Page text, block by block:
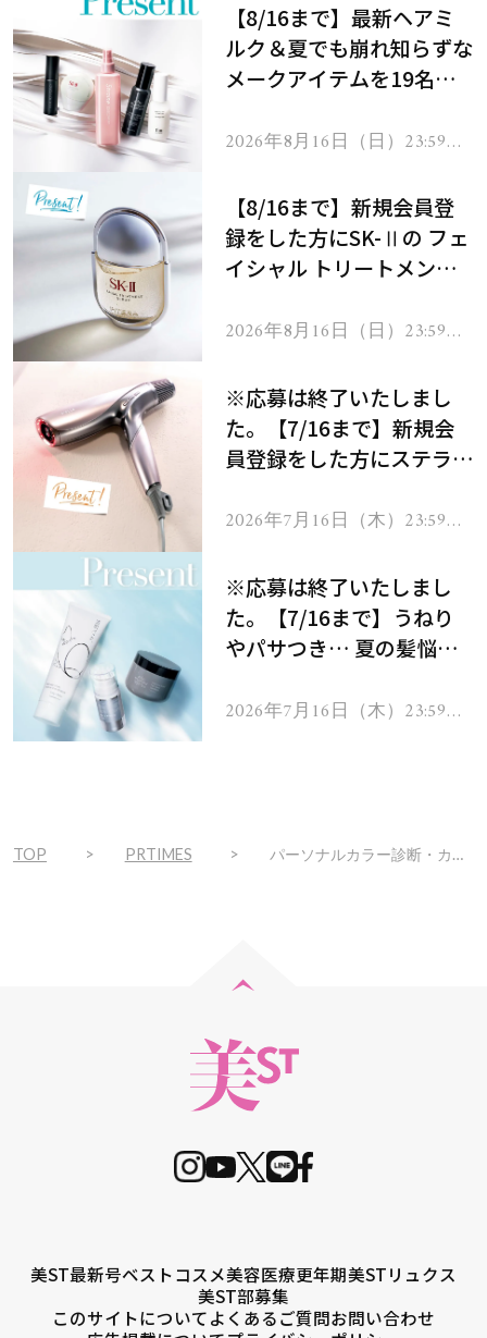
【8/16まで】最新ヘアミ
ルク＆夏でも崩れ知らずな
メークアイテムを19名様
2026年8月16日（日）23:59ま
【8/16まで】新規会員登
録をした方にSK-Ⅱの フェ
イシャル トリートメント
2026年8月16日（日）23:59ま
※応募は終了いたしまし
た。【7/16まで】新規会
員登録をした方にステラボ
ヘアドライヤー ジュエル
2026年7月16日（木）23:59ま
※応募は終了いたしまし
た。【7/16まで】うねり
やパサつき… 夏の髪悩み
ムを13名様にプレゼン
2026年7月16日（木）23:59ま
TOP PRTIMES パーソナルカラー診断・カプセル抽選会も開催！「Whity Bargain&Clearance」1月2日よりスタート！
美ST最新号ベストコスメ美容医療更年期美STリュクス
美ST部募集
このサイトについてよくあるご質問お問い合わせ